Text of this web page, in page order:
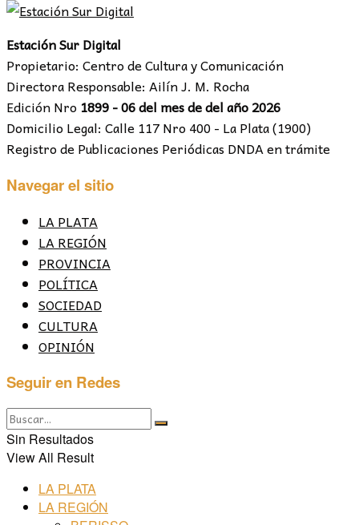
Estación Sur Digital
Propietario: Centro de Cultura y Comunicación
Directora Responsable: Ailín J. M. Rocha
Edición Nro 1899 - 06 del mes de del año 2026
Domicilio Legal: Calle 117 Nro 400 - La Plata (1900)
Registro de Publicaciones Periódicas DNDA en trámite
Navegar el sitio
LA PLATA
LA REGIÓN
PROVINCIA
POLÍTICA
SOCIEDAD
CULTURA
OPINIÓN
Seguir en Redes
Sin Resultados
View All Result
LA PLATA
LA REGIÓN